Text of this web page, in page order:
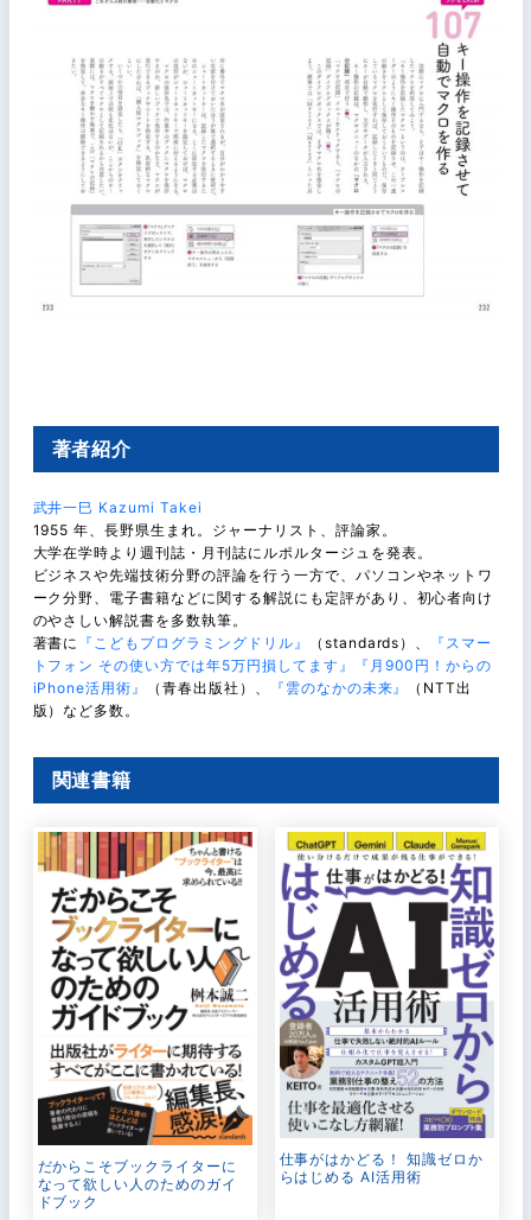
著者紹介
武井一巳 Kazumi Takei
1955 年、長野県生まれ。ジャーナリスト、評論家。
大学在学時より週刊誌・月刊誌にルポルタージュを発表。
ビジネスや先端技術分野の評論を行う一方で、パソコンやネットワ
ーク分野、電子書籍などに関する解説にも定評があり、初心者向け
のやさしい解説書を多数執筆。
著書に 『こどもプログラミングドリル』 （standards）、
『スマー
トフォン その使い方では年5万円損してます』
『月900円！からの
iPhone活用術』
（青春出版社）、 『雲のなかの未来』
（NTT出
版）など多数。
関連書籍
だからこそブックライターに
なって欲しい人のためのガイ
ドブック
仕事がはかどる！ 知識ゼロか
らはじめる AI活用術